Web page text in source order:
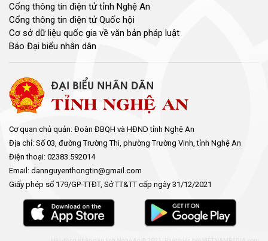
Cổng thông tin điện tử tỉnh Nghệ An
Cổng thông tin điện tử Quốc hội
Cơ sở dữ liệu quốc gia về văn bản pháp luật
Báo Đại biểu nhân dân
Cơ quan chủ quản: Đoàn ĐBQH và HĐND tỉnh Nghệ An
Địa chỉ: Số 03, đường Trường Thi, phường Trường Vinh, tỉnh Nghệ An
Điện thoại: 02383.592014
Email: dannguyenthongtin@gmail.com
Giấy phép số 179/GP-TTĐT, Sở TT&TT cấp ngày 31/12/2021